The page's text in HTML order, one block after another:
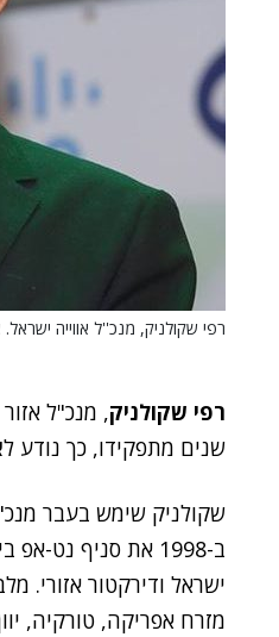
רפי שקולניק, מנכ''ל אווייה ישראל.
רפי שקולניק, מנכ"ל
שנים מתפקידו, כך נודע ל
שקולניק שימש בעבר
ב-1998 את סניף
ישראל ודירקטור אזורי.